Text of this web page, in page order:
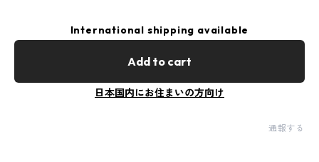
International shipping available
Add to cart
日本国内にお住まいの方向け
通報する